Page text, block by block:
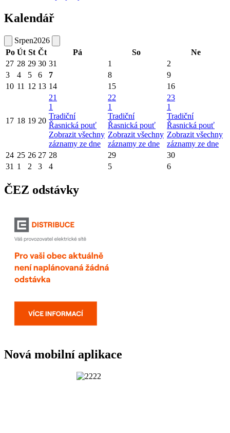
Kalendář
Srpen2026
Po Út St Čt Pá So
Ne
27 28 29 30 31 1
2
3
4 5 6 7 8
9
10 11 12 13 14 15 16
17 18 19 20
21
1
Tradiční
Řasnická pouť
Zobrazit všechny
záznamy ze dne
22
1
Tradiční
Řasnická pouť
Zobrazit všechny
záznamy ze dne
23
1
Tradiční
Řasnická pouť
Zobrazit všechny
záznamy ze dne
24 25 26 27 28 29
30
31 1 2 3 4 5 6
ČEZ odstávky
Nová mobilní aplikace